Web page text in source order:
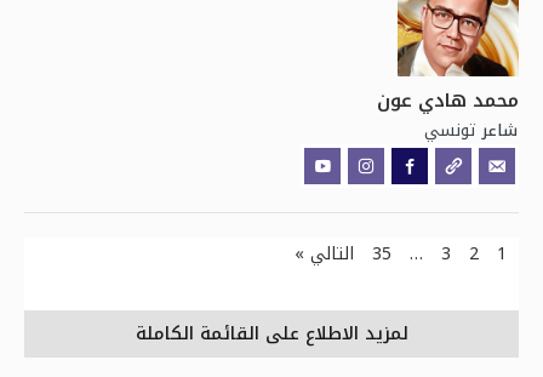
محمد هادي عون
شاعر تونسي
1
2
3
…
35 التالي »
لمزيد الاطلاع على القائمة الكاملة